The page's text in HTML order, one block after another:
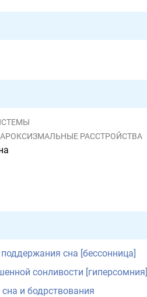
РАССТРОЙСТВА
сна [бессонница]
сонливости [гиперсомния]
и бодрствования